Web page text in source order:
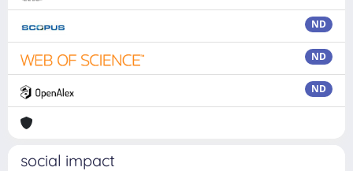
ND
ND
ND
social impact